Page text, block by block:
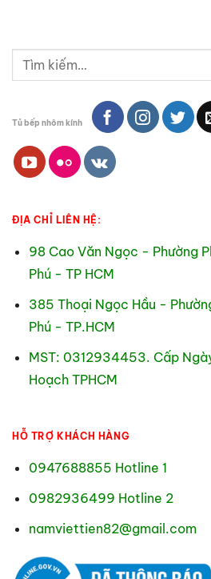
Tìm
kiếm:
Tủ bếp nhôm kính
ĐỊA CHỈ LIÊN HỆ:
98 Cao Văn Ngọc - Phường
Phú - TP HCM
385 Thoại Ngọc Hầu -
Phú - TP.HCM
MST: 0312934453. Cấp
Hoạch TPHCM
HỖ TRỢ KHÁCH HÀNG
0947688855 Hotline 1
0982936499 Hotline 2
namviettien82@gmail.com